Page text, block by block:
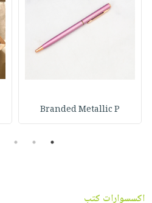
Branded Metallic P
1
2
3
اكسسوارات كتب